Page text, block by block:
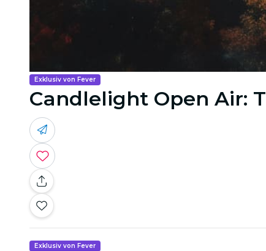
Exklusiv von Fever
Candlelight Open Air:
Exklusiv von Fever